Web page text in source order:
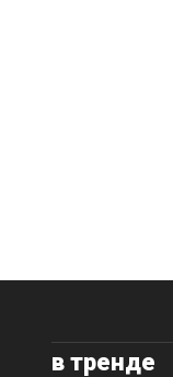
в тренде